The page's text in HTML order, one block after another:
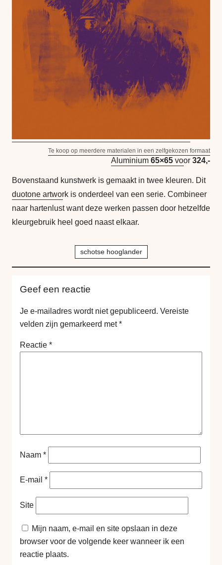
Te koop op meerdere materialen in een zelfgekozen formaat
Aluminium 65×65 voor 324,-
Bovenstaand kunstwerk is gemaakt in twee kleuren. Dit
duotone artwork is onderdeel van een serie. Combineer
naar hartenlust want deze werken passen door hetzelfde
kleurgebruik heel goed naast elkaar.
schotse hooglander
Geef een reactie
Je e-mailadres wordt niet gepubliceerd. Vereiste
velden zijn gemarkeerd met*
Reactie *
Naam *
E-mail *
Site
Mijn naam, e-mail en site opslaan in deze
browser voor de volgende keer wanneer ik een
reactie plaats.